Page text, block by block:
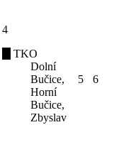
4
TKO
Dolní
Bučice,
Horní
Bučice,
Zbyslav
5 6